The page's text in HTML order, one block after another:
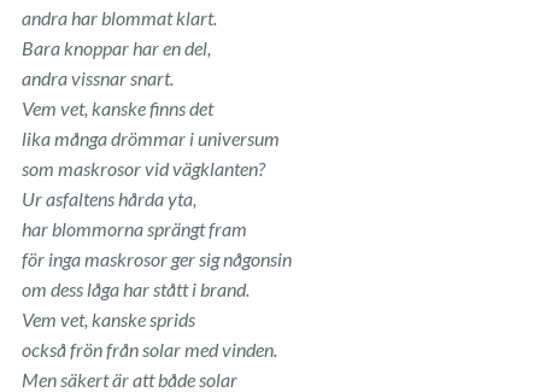
andra har blommat klart.
Bara knoppar har en del,
andra vissnar snart.
Vem vet, kanske finns det
lika många drömmar i universum
som maskrosor vid vägklanten?
Ur asfaltens hårda yta,
har blommorna sprängt fram
för inga maskrosor ger sig någonsin
om dess låga har stått i brand.
Vem vet, kanske sprids
också frön från solar med vinden.
Men säkert är att både solar